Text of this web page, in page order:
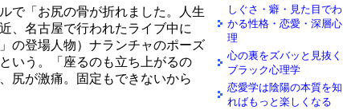
で「お尻の骨が折れました。人生
、名古屋で行われたライブ中に
の登場人物）ナランチャのポーズ
いう。「座るのも立ち上がるの
尻が激痛。固定もできないから
しぐさ・癖・見た目でわ
かる性格・恋愛・深層心
理
心の裏をズバッと見抜く
ブラック心理学
恋愛学は陰陽の本質を知
ればもっと楽しくなる